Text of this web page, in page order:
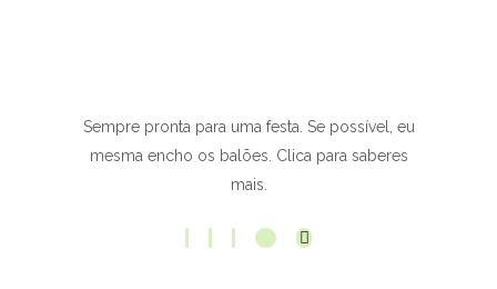
Sempre pronta para uma festa. Se possível, eu
mesma encho os balões. Clica para saberes
mais.